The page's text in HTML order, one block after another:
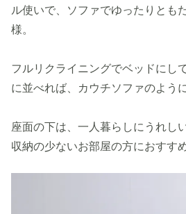
ル使いで、ソファでゆったりとも
様。
フルリクライニングでベッドにし
に並べれば、カウチソファのよう
座面の下は、一人暮らしにうれし
収納の少ないお部屋の方におすす